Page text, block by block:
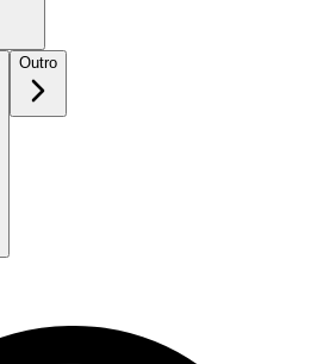
Outro